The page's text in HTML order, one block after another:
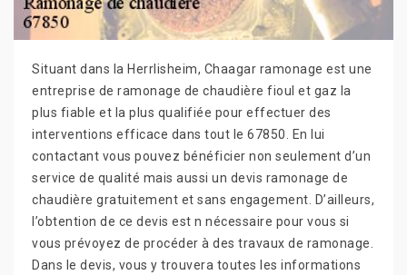
Situant dans la Herrlisheim, Chaagar ramonage est une
entreprise de ramonage de chaudière fioul et gaz la
plus fiable et la plus qualifiée pour effectuer des
interventions efficace dans tout le 67850. En lui
contactant vous pouvez bénéficier non seulement d’un
service de qualité mais aussi un devis ramonage de
chaudière gratuitement et sans engagement. D’ailleurs,
l’obtention de ce devis est n nécessaire pour vous si
vous prévoyez de procéder à des travaux de ramonage.
Dans le devis, vous y trouvera toutes les informations